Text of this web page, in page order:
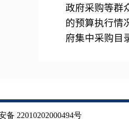
政府采购等群
的预算执行情
府集中采购目
群众关心、社
式，在认真征